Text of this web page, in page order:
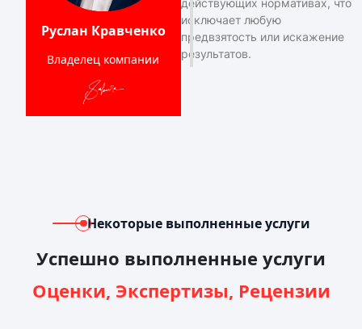
Руслан Кравченко
Владелец компании
действующих нормативах, что
исключает любую
предвзятость или искажение
результатов.
Некоторые выполненные услуги
Успешно выполненные услуги
Оценки, Экспертизы, Рецензии